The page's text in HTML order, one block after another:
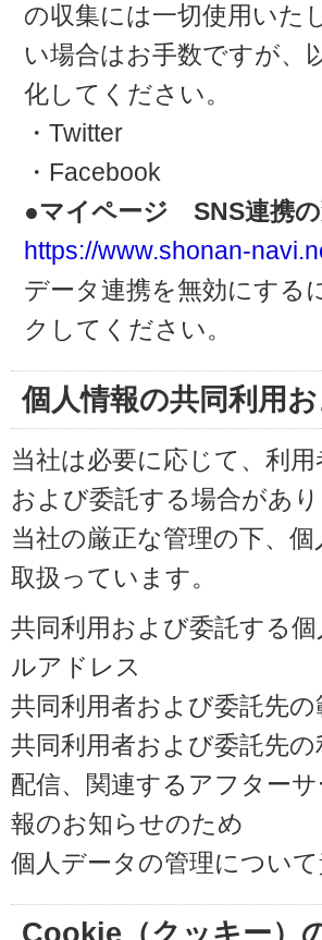
の収集には一切使用いた
い場合はお手数ですが、
化してください。
・Twitter
・Facebook
●マイページ SNS連携
https://www.shonan-
データ連携を無効にする
クしてください。
個人情報の共同利用
当社は必要に応じて、利
および委託する場合があ
当社の厳正な管理の下、
取扱っています。
共同利用および委託する
ルアドレス
共同利用者および委託先
共同利用者および委託先
配信、関連するアフター
報のお知らせのため
個人データの管理につい
Cookie（クッキー）